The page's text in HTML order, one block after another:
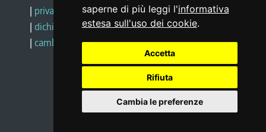
saperne di più leggi l'informativa
estesa sull'uso dei cookie.
Accetta
Rifiuta
Cambia le preferenze
| privacy
social media policy
| dichiarazione di accessibilità |feedback
| cambio preferenze cookie
Realizzato da